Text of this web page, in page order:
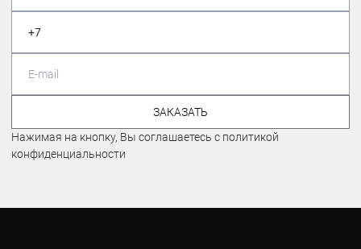
ЗАКАЗАТЬ
Нажимая на кнопку, Вы соглашаетесь с политикой
конфиденциальности